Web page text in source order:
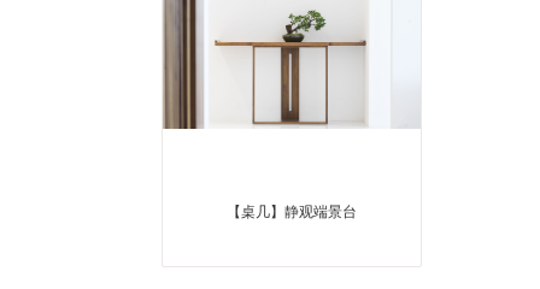
【桌几】静观端景台